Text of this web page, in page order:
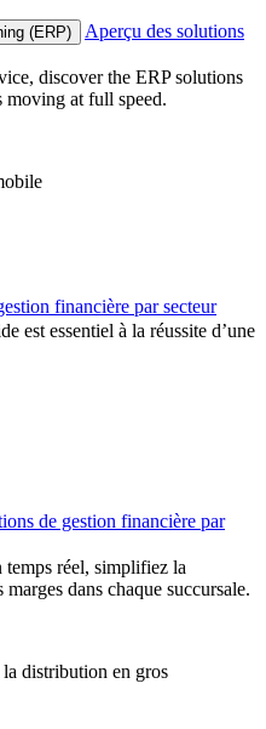
(ERP)
Aperçu des solutions
discover the ERP solutions
moving at full speed.
financière par secteur
est essentiel à la réussite d’une
de gestion financière par
réel, simplifiez la
dans chaque succursale.
distribution en gros